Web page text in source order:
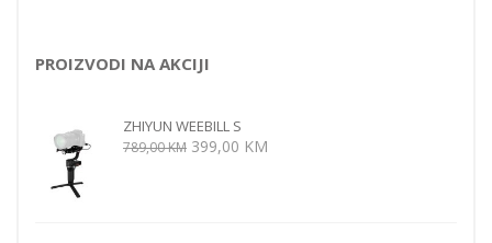
PROIZVODI NA AKCIJI
ZHIYUN WEEBILL S
789,00KM Izvorna
399,00 KM